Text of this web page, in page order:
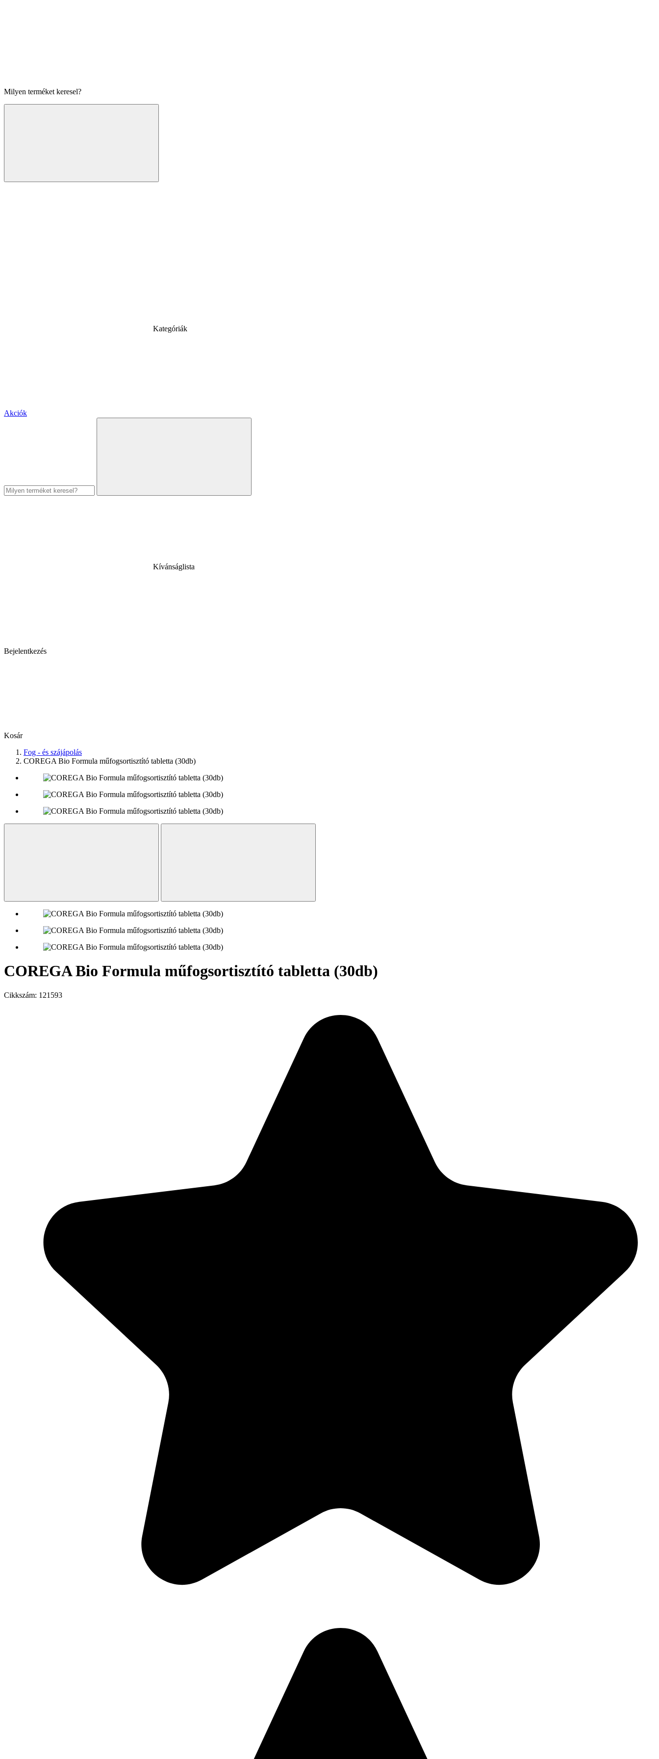
Milyen terméket keresel?
Kategóriák
Akciók
Kívánságlista
Bejelentkezés
Kosár
Fog - és szájápolás
COREGA Bio Formula műfogsortisztító tabletta (30db)
COREGA Bio Formula műfogsortisztító tabletta (30db)
Cikkszám: 121593